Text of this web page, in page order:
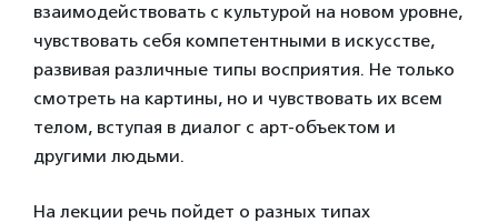
взаимодействовать с культурой на новом уровне,
чувствовать себя компетентными в искусстве,
развивая различные типы восприятия. Не только
смотреть на картины, но и чувствовать их всем
телом, вступая в диалог с арт-объектом и
другими людьми.
На лекции речь пойдет о разных типах